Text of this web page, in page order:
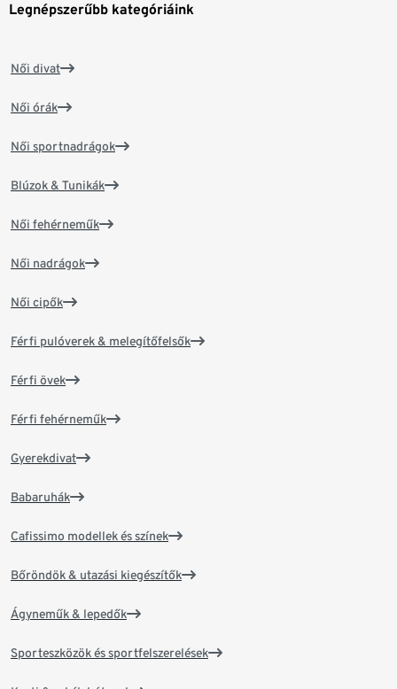
Legnépszerűbb kategóriáink
Női divat
Női órák
Női sportnadrágok
Blúzok & Tunikák
Női fehérneműk
Női nadrágok
Női cipők
Férfi pulóverek & melegítőfelsők
Férfi övek
Férfi fehérneműk
Gyerekdivat
Babaruhák
Cafissimo modellek és színek
Bőröndök & utazási kiegészítők
Ágyneműk & lepedők
Sporteszközök és sportfelszerelések